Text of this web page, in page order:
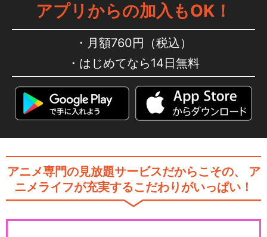
アプリからの加入もOK！
月額760円（税込）
はじめてなら14日無料
アニメ専門の見放題サービスだからこその、
ア
ニメライフが充実するこだわりがいっぱい！